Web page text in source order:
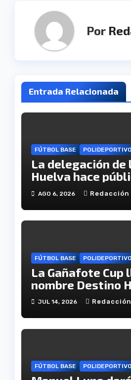
Por
Entrada Relacionada
FÚTBOL BASE POLIDEPORTIVO
La delegación de
Huelva hace
calendarios de la
juvenil
AGO 6, 2026 Redacción
FÚTBOL BASE POLIDEPORTIVO
La Gañafote Cup
nombre Destino
para reforzar la
provincia
JUL 14, 2026 Redacción
FÚTBOL BASE POLIDEPORTIVO